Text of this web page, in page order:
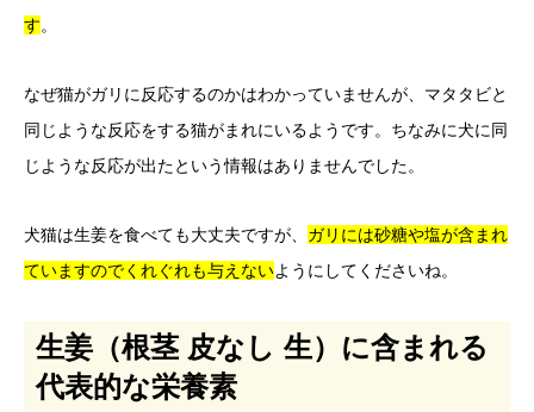
す。
なぜ猫がガリに反応するのかはわかっていませんが、マタタビと
同じような反応をする猫がまれにいるようです。ちなみに犬に同
じような反応が出たという情報はありませんでした。
犬猫は生姜を食べても大丈夫ですが、 ガリには砂糖や塩が含まれ
ていますのでくれぐれも与えないようにしてくださいね。
生姜（根茎 皮なし 生）に含まれる
代表的な栄養素